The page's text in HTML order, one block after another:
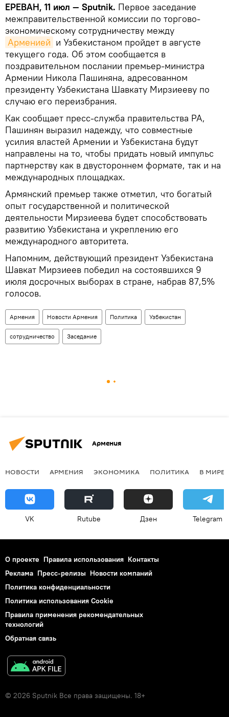
ЕРЕВАН, 11 июл — Sputnik. Первое заседание
межправительственной комиссии по торгово-
экономическому сотрудничеству между
Арменией и Узбекистаном пройдет в августе
текущего года. Об этом сообщается в
поздравительном послании премьер-министра
Армении Никола Пашиняна, адресованном
президенту Узбекистана Шавкату Мирзиееву по
случаю его переизбрания.
Как сообщает пресс-служба правительства РА,
Пашинян выразил надежду, что совместные
усилия властей Армении и Узбекистана будут
направлены на то, чтобы придать новый импульс
партнерству как в двустороннем формате, так и на
международных площадках.
Армянский премьер также отметил, что богатый
опыт государственной и политической
деятельности Мирзиеева будет способствовать
развитию Узбекистана и укреплению его
международного авторитета.
Напомним, действующий президент Узбекистана
Шавкат Мирзиеев победил на состоявшихся 9
июля досрочных выборах в стране, набрав 87,5%
голосов.
Армения Новости Армения Политика Узбекистан
сотрудничество Заседание
Армения
НОВОСТИ АРМЕНИЯ ЭКОНОМИКА ПОЛИТИКА В МИРЕ
VK Rutube Дзен Telegram
О проекте Правила использования Контакты
Реклама Пресс-релизы Новости компаний
Политика конфиденциальности
Политика использования Cookie
Правила применения рекомендательных
технологий
Обратная связь
© 2026 Sputnik Все права защищены. 18+